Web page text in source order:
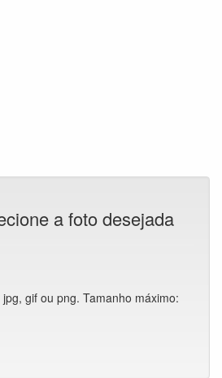
a foto desejada
gif ou png. Tamanho máximo: